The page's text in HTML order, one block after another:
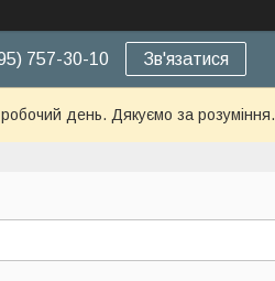
757-30-10 Зв'язатися
день. Дякуємо за розуміння.